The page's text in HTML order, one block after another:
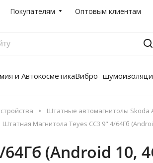
Покупателям Оптовым клиентам
и АвтокосметикаВибро-
Штатные автомагнитолы Skoda
Штатная Магнитола Teyes CC3 9" 4/64Гб
(Android 10,